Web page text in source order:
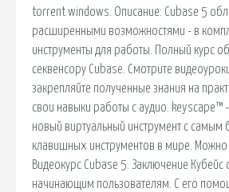
torrent windows. Описание: Cubase 5
расширенными возможностями - в
инструменты для работы. Полный курс
секвенсору Cubase. Смотрите
закрепляйте полученные знания на
свои навыки работы с аудио. keyscape™
новый виртуальный инструмент с
клавишных инструментов в мире. Можно
Видеокурс Cubase 5. Заключение Кубейс
начинающим пользователям. С его